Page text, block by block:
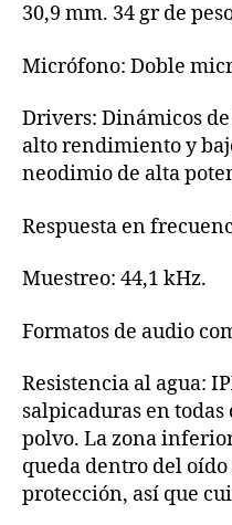
30,9 mm. 34 gr de
Micrófono: Doble
Drivers: Dinámicos
alto rendimiento y
neodimio de alta
Respuesta en
Muestreo: 44,1 kHz.
Formatos de audio
Resistencia al agua:
salpicaduras en
polvo. La zona
queda dentro del
protección, así que